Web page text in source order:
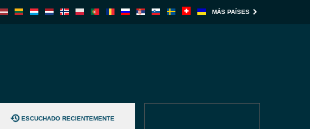
MÁS PAÍSES
ESCUCHADO RECIENTEMENTE